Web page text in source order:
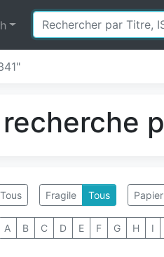
Tous Fragile Tous Papier
A B C D E F G H I